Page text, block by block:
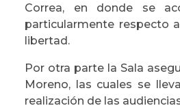
Correa, en donde se
particularmente respecto
libertad.
Por otra parte la Sala
Moreno, las cuales se
realización de las